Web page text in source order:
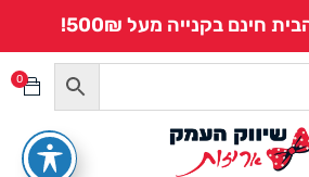
חינם בקנייה מעל 500₪!
0